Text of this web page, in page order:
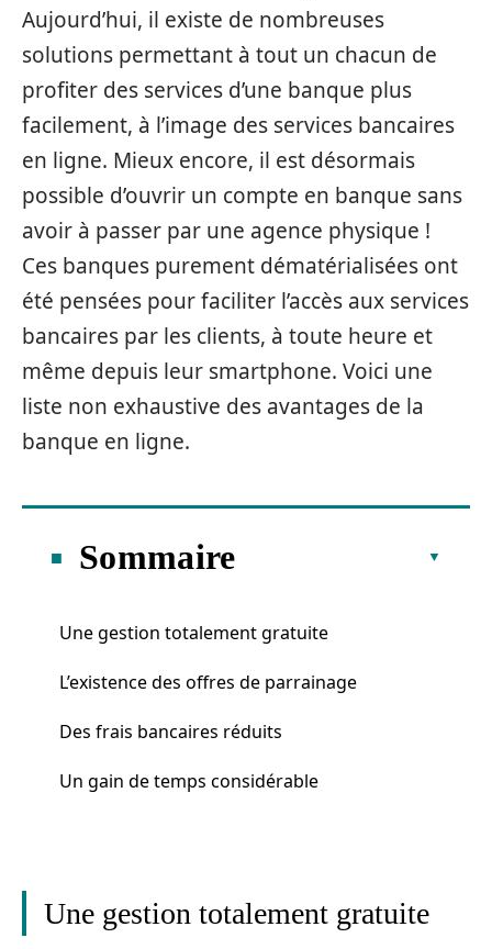
Aujourd’hui, il existe de nombreuses
solutions permettant à tout un chacun de
profiter des services d’une banque plus
facilement, à l’image des services bancaires
en ligne. Mieux encore, il est désormais
possible d’ouvrir un compte en banque sans
avoir à passer par une agence physique !
Ces banques purement dématérialisées ont
été pensées pour faciliter l’accès aux services
bancaires par les clients, à toute heure et
même depuis leur smartphone. Voici une
liste non exhaustive des avantages de la
banque en ligne.
Sommaire
Une gestion totalement gratuite
L’existence des offres de parrainage
Des frais bancaires réduits
Un gain de temps considérable
Une gestion totalement gratuite